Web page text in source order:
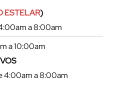
ESTELAR)
a 8:00am
a 10:00am
4:00am a 8:00am